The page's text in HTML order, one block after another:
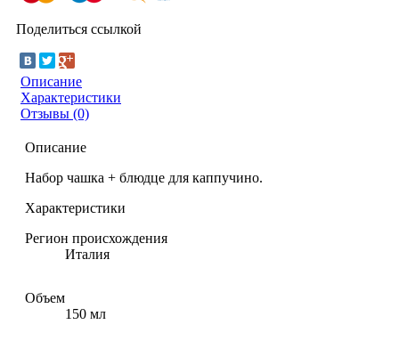
Поделиться ссылкой
Описание
Характеристики
Отзывы (0)
Описание
Набор чашка + блюдце для каппучино.
Характеристики
Регион происхождения
Италия
Объем
150 мл